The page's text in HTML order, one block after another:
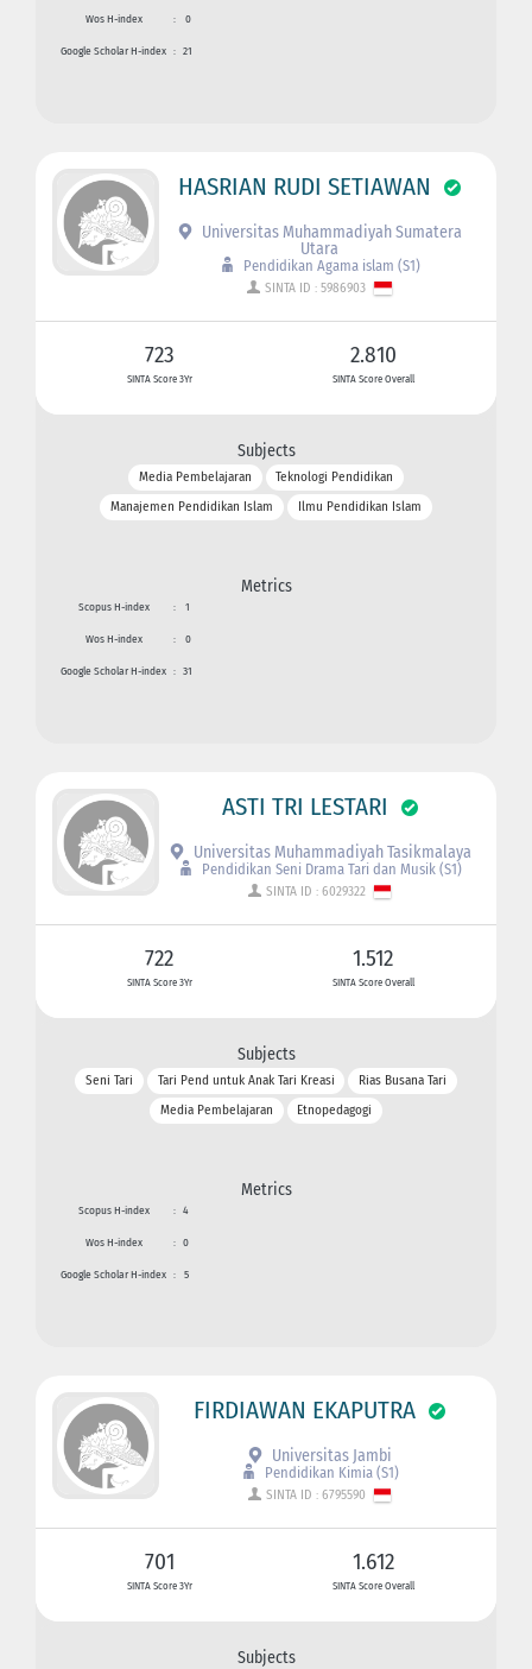
Wos H-index : 0
Google Scholar H-index : 21
HASRIAN RUDI SETIAWAN
Universitas Muhammadiyah Sumatera
Utara
Pendidikan Agama islam (S1)
SINTA ID : 5986903
723
SINTA Score 3Yr
2.810
SINTA Score Overall
Subjects
Media Pembelajaran
Teknologi Pendidikan
Manajemen Pendidikan Islam
Ilmu Pendidikan Islam
Metrics
Scopus H-index : 1
Wos H-index : 0
Google Scholar H-index : 31
ASTI TRI LESTARI
Universitas Muhammadiyah Tasikmalaya
Pendidikan Seni Drama Tari dan Musik (S1)
SINTA ID : 6029322
722
SINTA Score 3Yr
1.512
SINTA Score Overall
Subjects
Seni Tari Tari Pend untuk Anak Tari Kreasi
Rias Busana Tari
Media Pembelajaran
Etnopedagogi
Metrics
Scopus H-index : 4
Wos H-index : 0
Google Scholar H-index : 5
FIRDIAWAN EKAPUTRA
Universitas Jambi
Pendidikan Kimia (S1)
SINTA ID : 6795590
701
SINTA Score 3Yr
1.612
SINTA Score Overall
Subjects